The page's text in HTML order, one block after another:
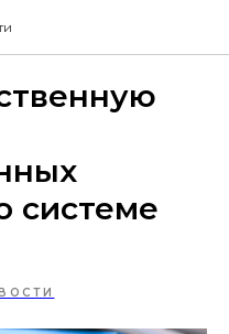
системе